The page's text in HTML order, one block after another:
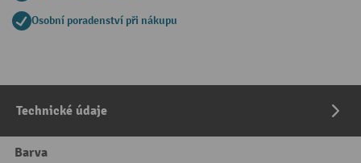
Osobní poradenství při nákupu
Technické údaje
Barva